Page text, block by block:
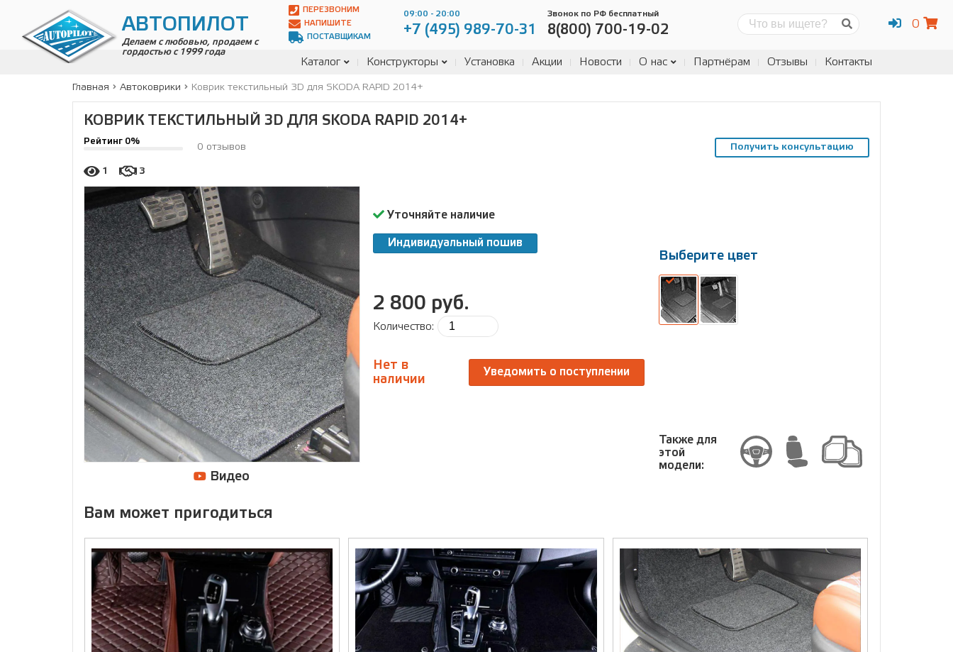
АВТОПИЛОТ
Делаем с любовью, продаем с
гордостью с 1999 года
ПЕРЕЗВОНИМ
НАПИШИТЕ
ПОСТАВЩИКАМ
09:00 - 20:00
+7 (495) 989-70-31
Звонок по РФ бесплатный
8(800) 700-19-02 0
Каталог Конструкторы Установка Акции Новости О нас Партнёрам Отзывы Контакты
Главная Автоковрики Коврик текстильный 3D для SKODA RAPID 2014+
КОВРИК ТЕКСТИЛЬНЫЙ 3D ДЛЯ SKODA RAPID 2014+
Рейтинг 0%
0 отзывов Получить консультацию
1 3
Уточняйте наличие
Индивидуальный пошив
2 800 руб.
Количество:
Нет в
наличии
Уведомить о поступлении
Видео
Выберите цвет
Выберите
размер
Также для
этой
модели:
Вам может пригодиться
Адрес:
Чагинская
info@avtopilot1.ru